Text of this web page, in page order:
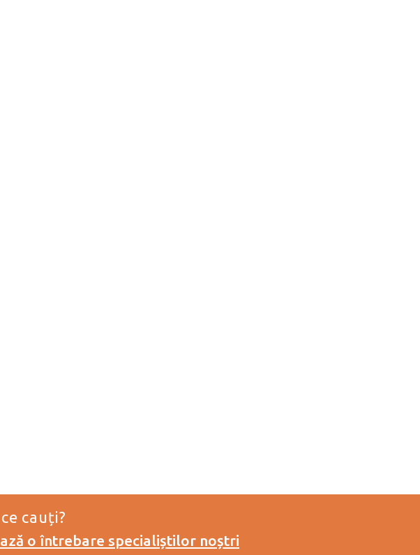
cauți?
o întrebare specialiștilor noștri